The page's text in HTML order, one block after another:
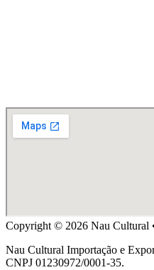
Copyright © 2026 Nau Cultural
Nau Cultural Importação e
CNPJ 01230972/0001-35.